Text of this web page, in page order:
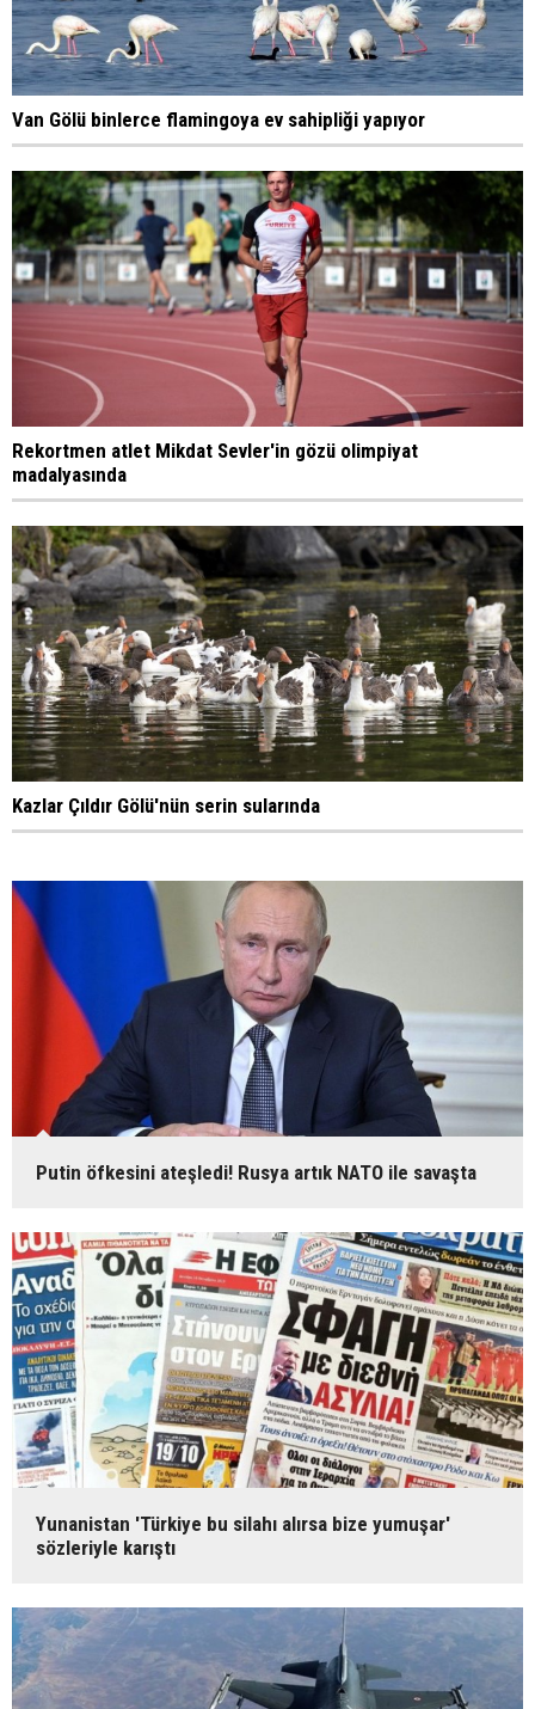
Van Gölü binlerce flamingoya ev sahipliği yapıyor
Rekortmen atlet Mikdat Sevler'in gözü olimpiyat
madalyasında
Kazlar Çıldır Gölü'nün serin sularında
Putin öfkesini ateşledi! Rusya artık NATO ile savaşta
Yunanistan 'Türkiye bu silahı alırsa bize yumuşar'
sözleriyle karıştı